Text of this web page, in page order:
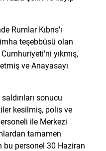
Rumlar Kıbrıs'ı
teşebbüsü olan
yıkmış,
ve Anayasayı
sonucu
kesilmiş, polis ve
ile Merkezi
tamamen
bu personel 30 Haziran